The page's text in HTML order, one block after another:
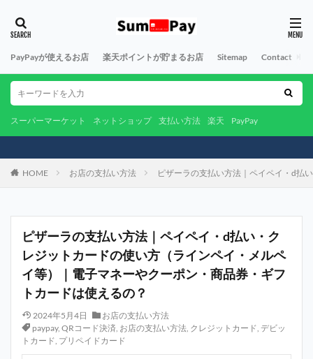
PayPayが使えるお店 楽天ポイントが貯まるお店 Sitemap Contact
スーパーマーケット ネットショップ 支払い方法 楽天 PayPay
HOME お店の支払い方法 ピザーラの支払い方法｜ペイペイ・d払
ピザーラの支払い方法｜ペイペイ・d払い・ク
レジットカードの使い方（ラインペイ・メルペ
イ等）｜電子マネーやクーポン・商品券・ギフ
トカードは使えるの？
2024年5月4日
お店の支払い方法
paypay, QRコード決済, お店の支払い方法, クレジットカード, デビッ
トカード, プリペイドカード